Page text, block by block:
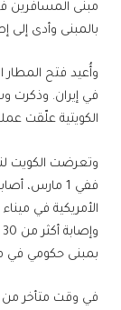
مبنى المسافرين
بالمبنى وأدى
وأُعيد فتح المطار
في إيران. وذكرت
الكويتية علّقت
ففي 1 مارس،
الأمريكية في
بمبنى حكومي في
في وقت متأخر من